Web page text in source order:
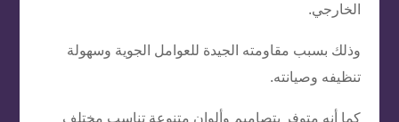
الخارجي.
وذلك بسبب مقاومته الجيدة للعوامل الجوية وسهولة
تنظيفه وصيانته.
كما أنه متوفر بتصاميم وألوان متنوعة تناسب مختلف